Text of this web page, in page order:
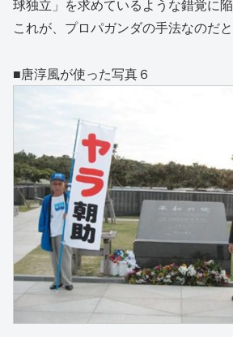
球独立」を求めているような錯覚に陥
これが、プロパガンダの手法なのだ
■唐淳風が使った写真６